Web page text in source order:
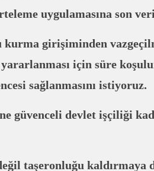
uygulamasına son
kurma girişiminden
için süre
sağlanmasını istiyoruz.
güvenceli devlet işçiliği
taşeronluğu kaldırmaya